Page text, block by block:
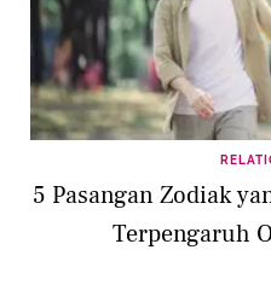
5 Pasangan Zodiak
Terpengaruh